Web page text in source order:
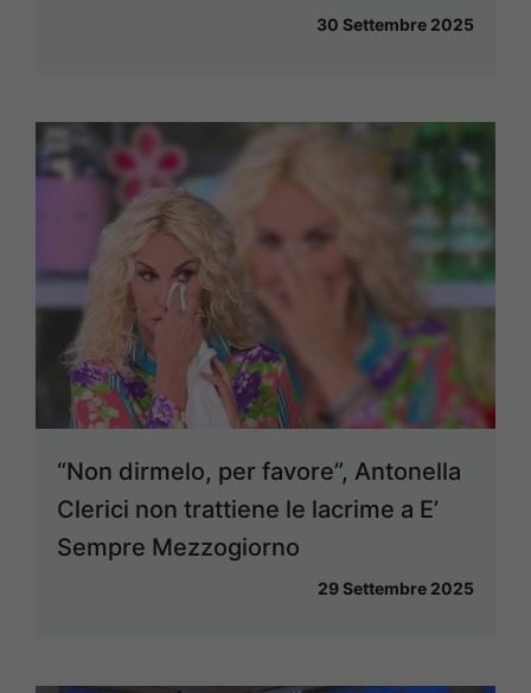
30 Settembre 2025
“Non dirmelo, per favore”, Antonella
Clerici non trattiene le lacrime a E’
Sempre Mezzogiorno
29 Settembre 2025